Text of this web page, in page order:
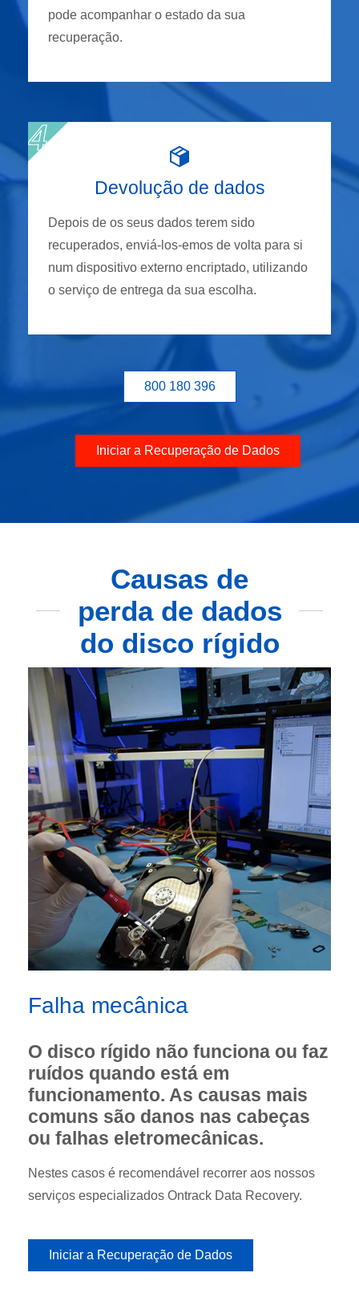
pode acompanhar o estado da sua
recuperação.
Devolução de dados
Depois de os seus dados terem sido
recuperados, enviá-los-emos de volta para si
num dispositivo externo encriptado, utilizando
o serviço de entrega da sua escolha.
800 180 396
Iniciar a Recuperação de Dados
Causas de
perda de dados
do disco rígido
Falha mecânica
O disco rígido não funciona ou faz
ruídos quando está em
funcionamento. As causas mais
comuns são danos nas cabeças
ou falhas eletromecânicas.
Nestes casos é recomendável recorrer aos nossos
serviços especializados Ontrack Data Recovery.
Iniciar a Recuperação de Dados